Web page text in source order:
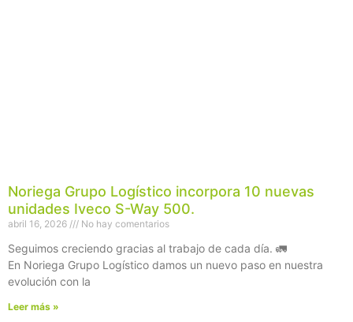
Noriega Grupo Logístico incorpora 10 nuevas
unidades Iveco S-Way 500.
abril 16, 2026 No hay comentarios
Seguimos creciendo gracias al trabajo de cada día. 🚛
En Noriega Grupo Logístico damos un nuevo paso en nuestra
evolución con la
Leer más »